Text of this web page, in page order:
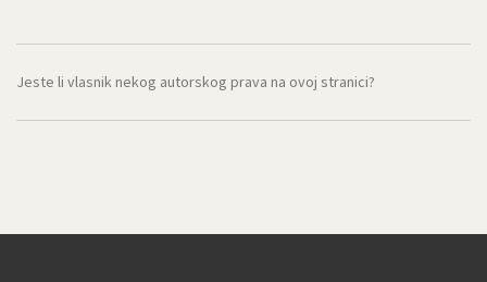
Jeste li vlasnik nekog autorskog prava na ovoj stranici?